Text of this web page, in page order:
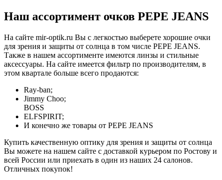
Наш ассортимент очков PEPE JEANS
На сайте mir-optik.ru Вы с легкостью выберете хорошие очки
для зрения и защиты от солнца в том числе PEPE JEANS.
Также в нашем ассортименте имеются линзы и стильные
аксессуары. На сайте имеется фильтр по производителям, в
этом квартале больше всего продаются:
Ray-ban;
Jimmy Choo;
BOSS
ELFSPIRIT;
И конечно же товары от PEPE JEANS
Купить качественную оптику для зрения и защиты от солнца
Вы можете на нашем сайте с доставкой курьером по Ростову и
всей России или приехать в один из наших 24 салонов.
Отличных покупок!